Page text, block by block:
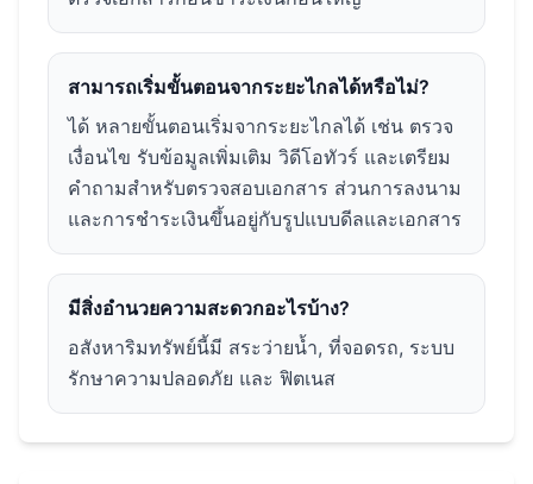
สามารถเริ่มขั้นตอนจากระยะไกลได้หรือไม่?
ได้ หลายขั้นตอนเริ่มจากระยะไกลได้ เช่น ตรวจ
เงื่อนไข รับข้อมูลเพิ่มเติม วิดีโอทัวร์ และเตรียม
คำถามสำหรับตรวจสอบเอกสาร ส่วนการลงนาม
และการชำระเงินขึ้นอยู่กับรูปแบบดีลและเอกสาร
มีสิ่งอำนวยความสะดวกอะไรบ้าง?
อสังหาริมทรัพย์นี้มี สระว่ายน้ำ, ที่จอดรถ, ระบบ
รักษาความปลอดภัย และ ฟิตเนส